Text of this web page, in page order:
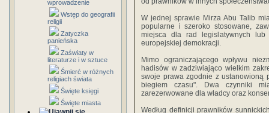
wprowadzenie
Wstęp do geografii
religii
Zatyczka
panieńska
Zaświaty w
literaturze i w sztuce
Śmierć w różnych
religiach świata
Święte księgi
Święte miasta
W jednej sprawie Mirza Abu Talib
popularne i szeroko stosowane,
miejsca dla rad legislatywnych
europejskiej demokracji.
Mimo ograniczającego wpływu
hadisów w zadziwiająco wielkim
swoje prawa zgodnie z ustanowioną
biegiem czasu". Dwa czynniki
zarezerwowane dla władcy oraz
Według definicji prawników